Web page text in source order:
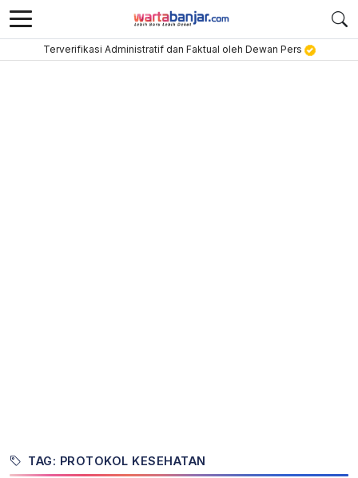
Terverifikasi Administratif dan Faktual oleh Dewan Pers
TAG: PROTOKOL KESEHATAN